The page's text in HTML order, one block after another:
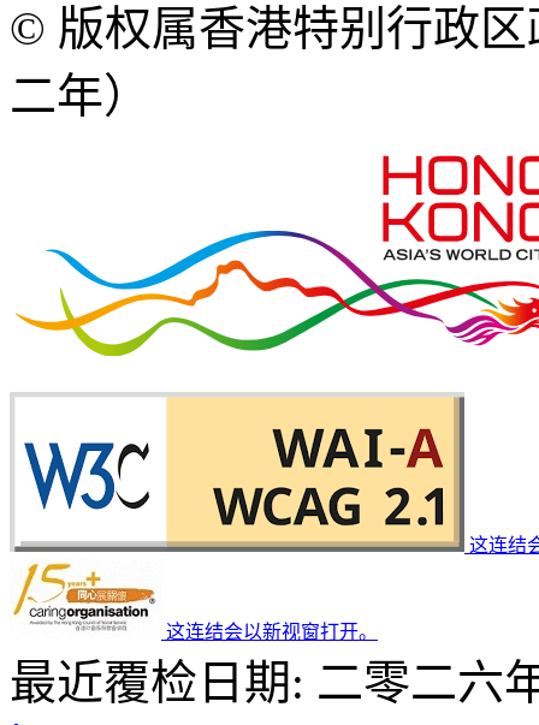
© 版权属香港特别行政
二年）
这连结
这连结会以新视窗打开。
最近覆检日期: 二零二六